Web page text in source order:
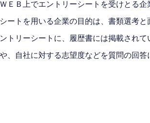
ＥＢ上でエントリーシートを受けとる企
ートを用いる企業の目的は、書類選考
トリーシートに、履歴書には掲載され
、自社に対する志望度などを質問の回答